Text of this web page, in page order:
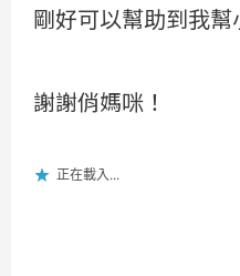
剛好可以幫助到我幫
謝謝俏媽咪！
正在載入...